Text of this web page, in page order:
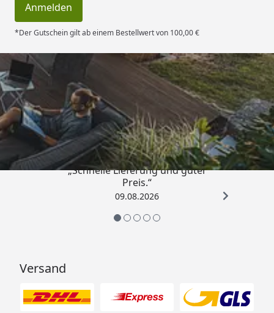
Anmelden
*Der Gutschein gilt ab einem Bestellwert von 100,00 €
Trusted Shops
4,83/ 5
„Schnelle Lieferung und guter
Preis.“
09.08.2026
Versand